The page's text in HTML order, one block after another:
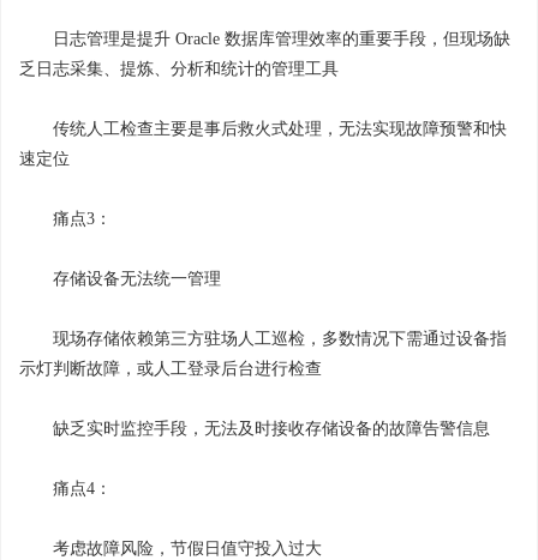
日志管理是提升 Oracle 数据库管理效率的重要手段，但现场缺
乏日志采集、提炼、分析和统计的管理工具
传统人工检查主要是事后救火式处理，无法实现故障预警和快
速定位
痛点3：
存储设备无法统一管理
现场存储依赖第三方驻场人工巡检，多数情况下需通过设备指
示灯判断故障，或人工登录后台进行检查
缺乏实时监控手段，无法及时接收存储设备的故障告警信息
痛点4：
考虑故障风险，节假日值守投入过大